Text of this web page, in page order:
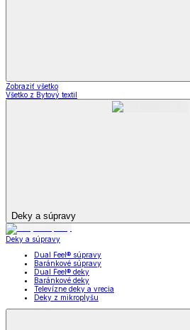
Zobraziť všetko
Všetko z Bytový textil
Deky a súpravy
Deky a súpravy
Dual Feel® súpravy
Baránkové súpravy
Dual Feel® deky
Baránkové deky
Televízne deky a vrecia
Deky z mikroplyšu